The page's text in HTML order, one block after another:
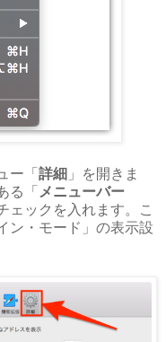
ー「 詳細 」を開きま
る「 メニューバー
ェックを入れます。こ
ン・モード」の表示設